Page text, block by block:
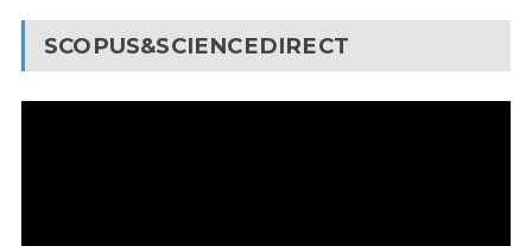
SCOPUS&SCIENCEDIRECT